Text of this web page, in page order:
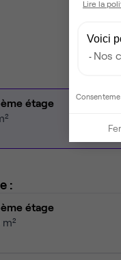
étage
:
étage
Lire la
Voici
Nos